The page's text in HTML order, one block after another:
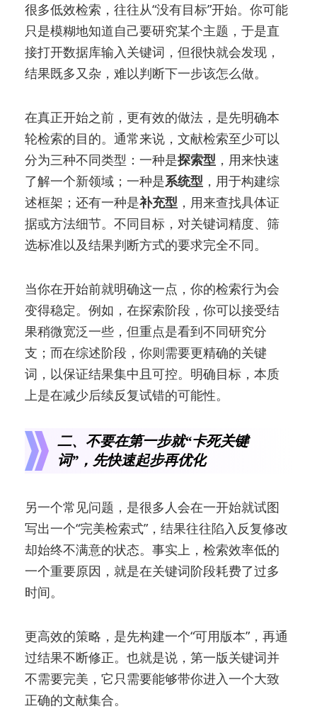
很多低效检索，往往从“没有目标”开始。你可能
只是模糊地知道自己要研究某个主题，于是直
接打开数据库输入关键词，但很快就会发现，
结果既多又杂，难以判断下一步该怎么做。
在真正开始之前，更有效的做法，是先明确本
轮检索的目的。通常来说，文献检索至少可以
分为三种不同类型：一种是探索型 ，用来快速
了解一个新领域；一种是系统型 ，用于构建综
述框架；还有一种是补充型 ，用来查找具体证
据或方法细节。不同目标，对关键词精度、筛
选标准以及结果判断方式的要求完全不同。
当你在开始前就明确这一点，你的检索行为会
变得稳定。例如，在探索阶段，你可以接受结
果稍微宽泛一些，但重点是看到不同研究分
支；而在综述阶段，你则需要更精确的关键
词，以保证结果集中且可控。明确目标，本质
上是在减少后续反复试错的可能性。
二、不要在第一步就“卡死关键
词”，先快速起步再优化
另一个常见问题，是很多人会在一开始就试图
写出一个“完美检索式”，结果往往陷入反复修改
却始终不满意的状态。事实上，检索效率低的
一个重要原因，就是在关键词阶段耗费了过多
时间。
更高效的策略，是先构建一个“可用版本”，再通
过结果不断修正。也就是说，第一版关键词并
不需要完美，它只需要能够带你进入一个大致
正确的文献集合。